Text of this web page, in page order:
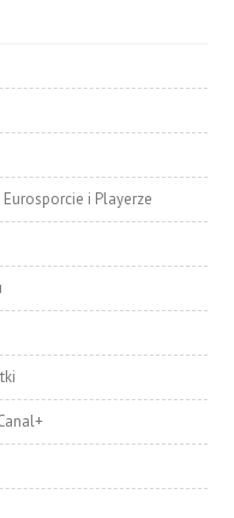
i Playerze